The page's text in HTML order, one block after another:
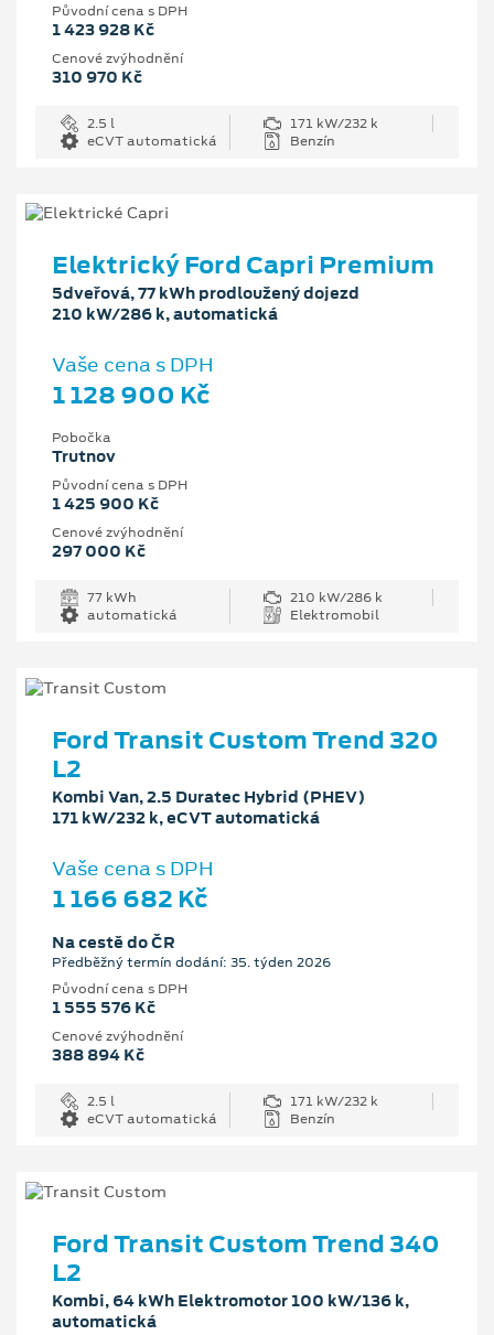
Původní cena s DPH
1 423 928 Kč
Cenové zvýhodnění
310 970 Kč
2.5 l
171 kW/232 k
eCVT automatická
Benzín
Elektrický Ford Capri Premium
5dveřová, 77 kWh prodloužený dojezd
210 kW/286 k, automatická
Vaše cena s DPH
1 128 900 Kč
Pobočka
Trutnov
Původní cena s DPH
1 425 900 Kč
Cenové zvýhodnění
297 000 Kč
77 kWh
210 kW/286 k
automatická
Elektromobil
Ford Transit Custom Trend 320
L2
Kombi Van, 2.5 Duratec Hybrid (PHEV)
171 kW/232 k, eCVT automatická
Vaše cena s DPH
1 166 682 Kč
Na cestě do ČR
Předběžný termín dodání: 35. týden 2026
Původní cena s DPH
1 555 576 Kč
Cenové zvýhodnění
388 894 Kč
2.5 l
171 kW/232 k
eCVT automatická
Benzín
Ford Transit Custom Trend 340
L2
Kombi, 64 kWh Elektromotor 100 kW/136 k,
automatická